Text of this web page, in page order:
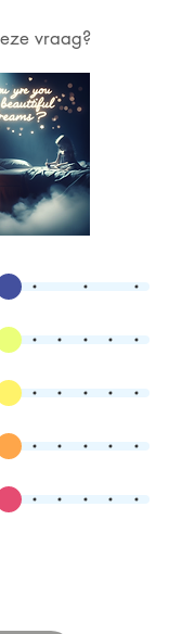
vraag?